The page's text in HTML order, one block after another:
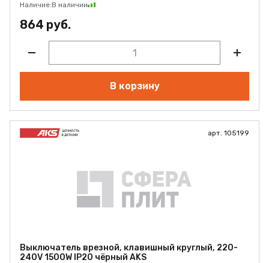
Наличие:В наличии
864 руб.
В корзину
арт. 105199
Выключатель врезной, клавишный круглый, 220-
240V 1500W IP20 чёрный AKS